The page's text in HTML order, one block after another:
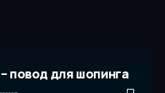
повод для шопинга